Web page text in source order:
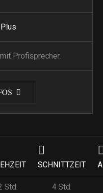
Profisprecher.
SCHNITTZEIT
Std. 4 Std.